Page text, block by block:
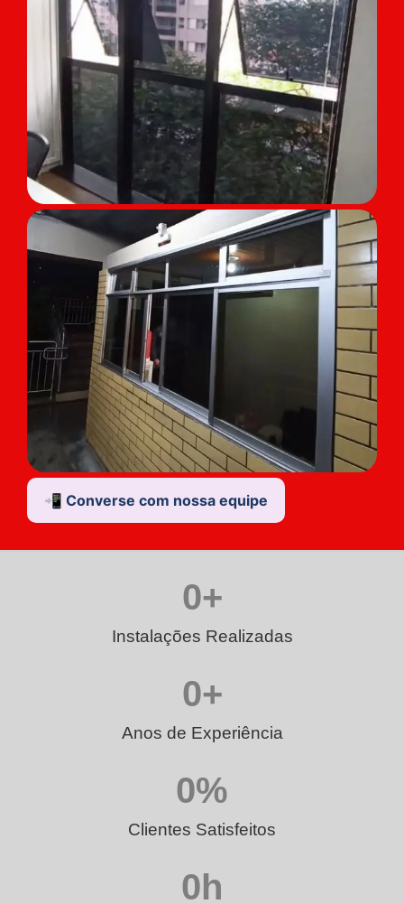
📲 Converse com nossa equipe
Instalações Realizadas
0+
Anos de Experiência
0+
Clientes Satisfeitos
0%
0h